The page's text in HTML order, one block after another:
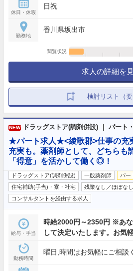
休日・休暇
日祝
勤務地
香川県坂出市
閲覧状況
求人の詳細を
検討リスト（要
NEW ドラッグストア(調剤併設) ｜ パート
★パート求人★<綾歌郡>仕事の充
充実も。薬剤師として、どちらも
「得意」を活かして働く◎！
ドラッグストア(調剤併設) 一般薬剤師
パー
住宅補助(手当)・寮・社宅
残業なし／ほぼなし
コンサルタントを経由する求人
給与・手当
時給2000円～2350円 ※あ
して決定いたします。お気
勤務時間
曜日,時間はお気軽にご相談